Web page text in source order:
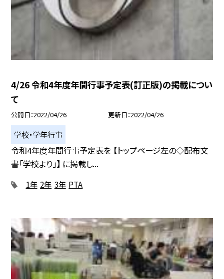
4/26 令和4年度年間行事予定表(訂正版)の掲載につい
て
公開日 2022/04/26 更新日 2022/04/26
学校・学年行事
令和4年度年間行事予定表を 【トップページ左の◇配布文
書「学校より」】 に掲載し...
1年 2年 3年 PTA